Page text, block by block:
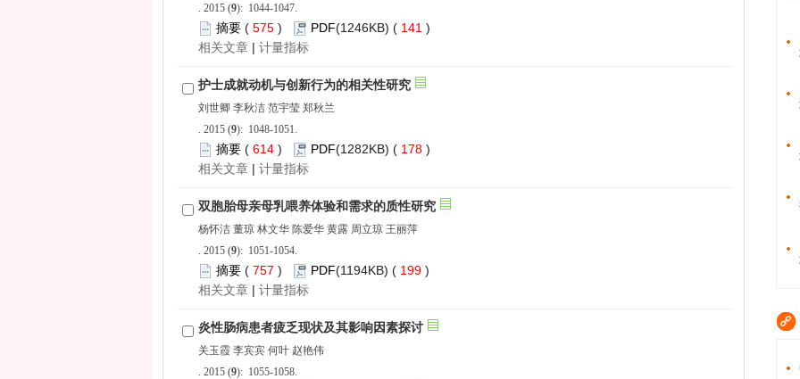
): 1044-1047.
575 ) 141 )
|
): 1048-1051.
614 ) 178 )
|
): 1051-1054.
757 ) 199 )
|
): 1055-1058.